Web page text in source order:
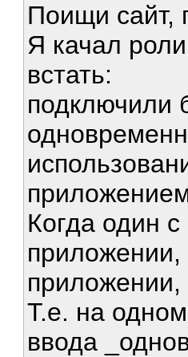
Поищи сайт,
Я качал
встать:
подключили
Когда один
приложении,
приложении,
Т.е. на
ввода